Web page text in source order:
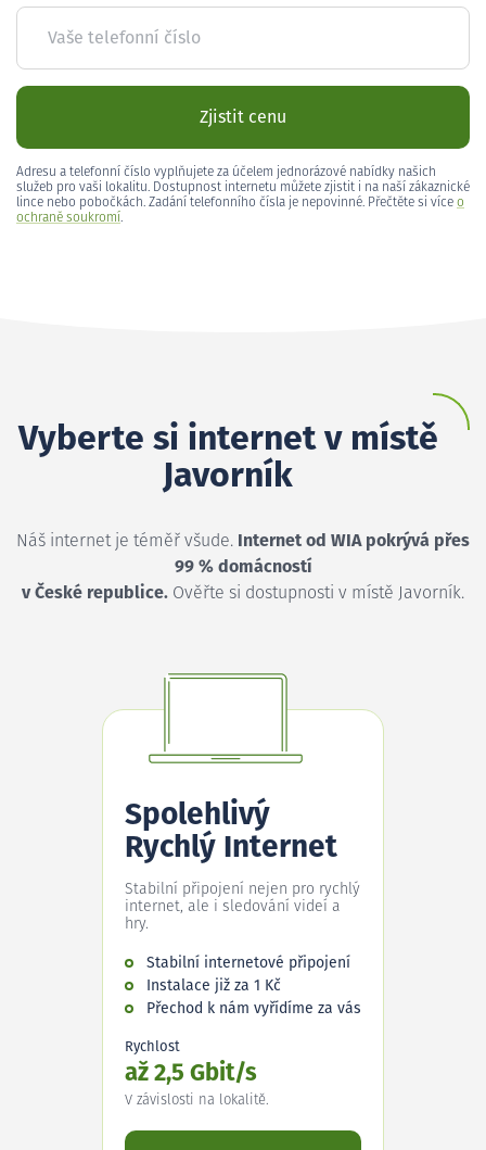
Vaše telefonní číslo
Zjistit cenu
Adresu a telefonní číslo vyplňujete za účelem jednorázové nabídky našich
služeb pro vaši lokalitu. Dostupnost internetu můžete zjistit i na naší zákaznické
lince nebo pobočkách. Zadání telefonního čísla je nepovinné. Přečtěte si více o
ochraně soukromí.
Vyberte si internet v místě
Javorník
Náš internet je téměř všude. Internet od WIA pokrývá přes
99 % domácností
v České republice. Ověřte si dostupnosti v místě Javorník.
Spolehlivý
Rychlý Internet
Stabilní připojení nejen pro rychlý
internet, ale i sledování videí a
hry.
Stabilní internetové připojení
Instalace již za 1 Kč
Přechod k nám vyřídíme za vás
Rychlost
až 2,5 Gbit/s
V závislosti na lokalitě.